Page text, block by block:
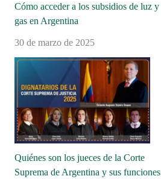
Cómo acceder a los subsidios de luz y
gas en Argentina
30 de marzo de 2025
Quiénes son los jueces de la Corte
Suprema de Argentina y sus funciones